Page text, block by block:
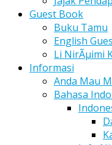
Guest Book
Buku Tamu
English
Li NirÃµimi
Informasi
Anda Mau
Bahasa